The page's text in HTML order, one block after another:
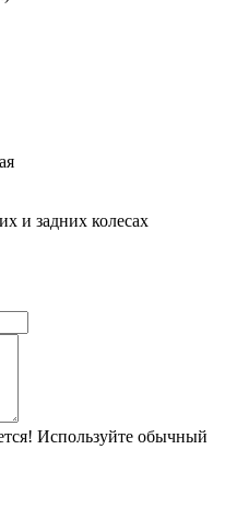
и задних колесах
Используйте обычный